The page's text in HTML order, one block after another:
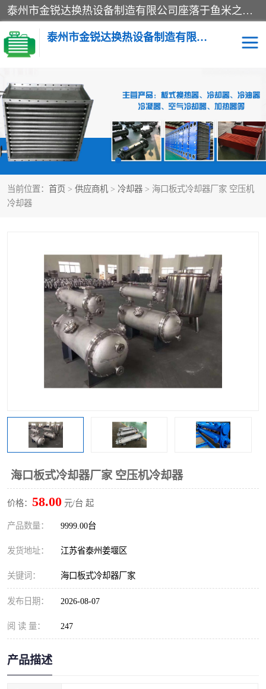
泰州市金锐达换热设备制造有限公司座落于鱼米之乡、祥泰之州一江苏泰州。是一家多年从事换热设备研究、设计、制造、销售、服务于一体的生产企业。
泰州市金锐达换热设备制造有限公司
当前位置： 首页 > 供应商机 > 冷却器 > 海口板式冷却器厂家 空压机
冷却器
海口板式冷却器厂家 空压机冷却器
价格： 58.00 元/台 起
产品数量： 9999.00台
发货地址： 江苏省泰州姜堰区
关键词： 海口板式冷却器厂家
发布日期： 2026-08-07
阅 读 量： 247
产品描述
冷却器 换热器
散热器 预热器
热交换器